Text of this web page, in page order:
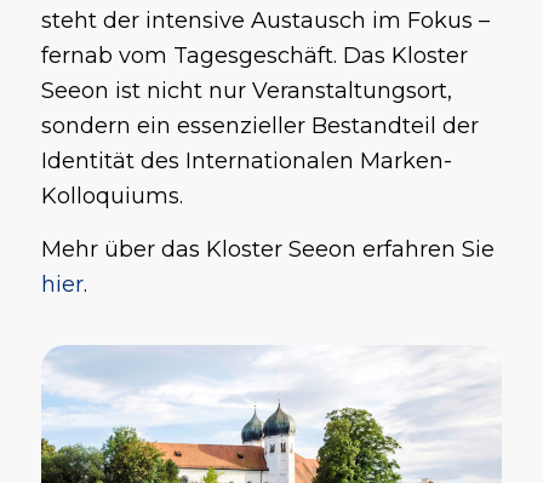
steht der intensive Austausch im Fokus –
fernab vom Tagesgeschäft. Das Kloster
Seeon ist nicht nur Veranstaltungsort,
sondern ein essenzieller Bestandteil der
Identität des Internationalen Marken-
Kolloquiums.
Mehr über das Kloster Seeon erfahren Sie
hier.